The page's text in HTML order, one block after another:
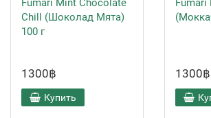
Fumari Mint Chocolate
Chill (Шоколад Мята)
100 г
1300฿
Купить
Fumari
1300฿